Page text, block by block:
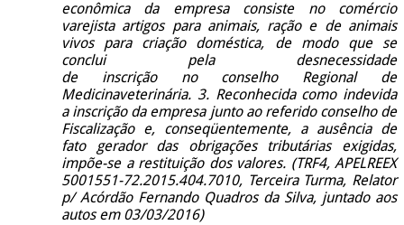
econômica da empresa consiste no comércio
varejista artigos para animais, ração e de animais
vivos para criação doméstica, de modo que se
conclui pela desnecessidade
de inscrição no conselho Regional de
Medicinaveterinária. 3. Reconhecida como indevida
a inscrição da empresa junto ao referido conselho de
Fiscalização e, conseqüentemente, a ausência de
fato gerador das obrigações tributárias exigidas,
impõe-se a restituição dos valores. (TRF4, APELREEX
5001551-72.2015.404.7010, Terceira Turma, Relator
p/ Acórdão Fernando Quadros da Silva, juntado aos
autos em 03/03/2016)